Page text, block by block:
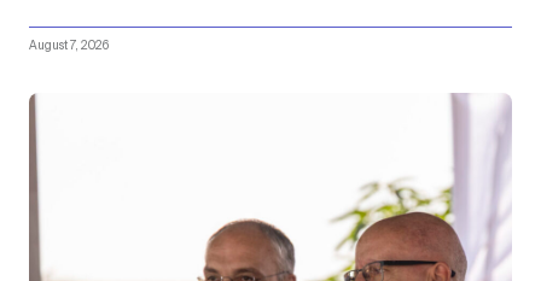
August 7, 2026